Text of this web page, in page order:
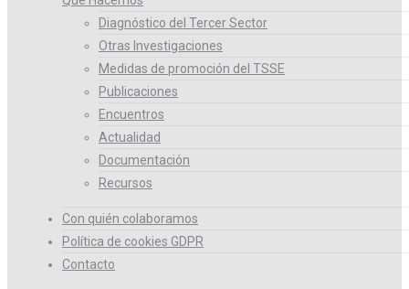
Diagnóstico del Tercer Sector
Otras Investigaciones
Medidas de promoción del TSSE
Publicaciones
Encuentros
Actualidad
Documentación
Recursos
Con quién colaboramos
Política de cookies GDPR
Contacto